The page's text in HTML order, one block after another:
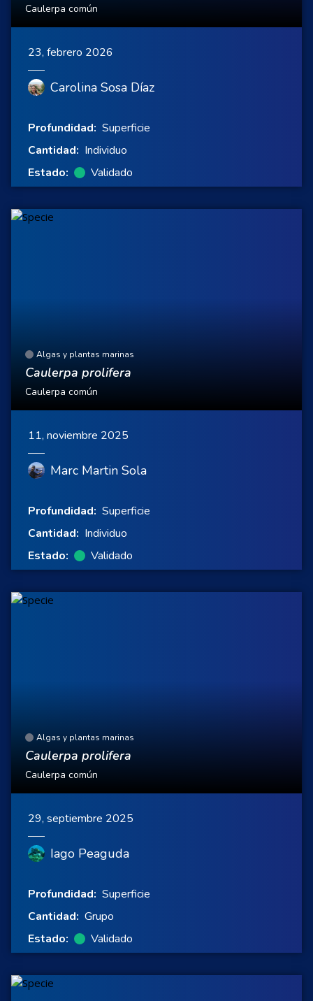
Caulerpa común
23, febrero 2026
Carolina Sosa Díaz
Profundidad: Superficie
Cantidad: Individuo
Estado:
Validado
Algas y plantas marinas
Caulerpa prolifera
Caulerpa común
11, noviembre 2025
Marc Martin Sola
Profundidad: Superficie
Cantidad: Individuo
Estado:
Validado
Algas y plantas marinas
Caulerpa prolifera
Caulerpa común
29, septiembre 2025
Iago Peaguda
Profundidad: Superficie
Cantidad: Grupo
Estado:
Validado